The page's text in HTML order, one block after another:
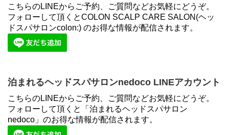
こちらのLINEからご予約、ご質問などお気軽にどうぞ。
フォローして頂くとCOLON SCALP CARE SALON(ヘッ
ドスパサロンcolon:) のお得な情報が配信されます。
泊まれるヘッドスパサロンnedoco LINEアカウント
こちらのLINEからご予約、ご質問などお気軽にどうぞ。
フォローして頂くと「泊まれるヘッドスパサロン
nedoco」のお得な情報が配信されます。